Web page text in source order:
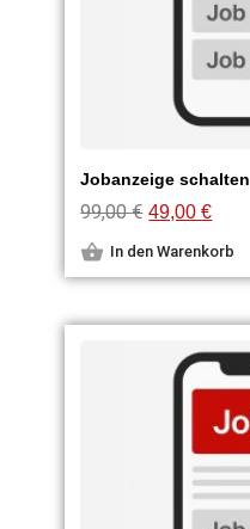
Jobanzeige schalten
99,00€ 49,00€
In den Warenkorb